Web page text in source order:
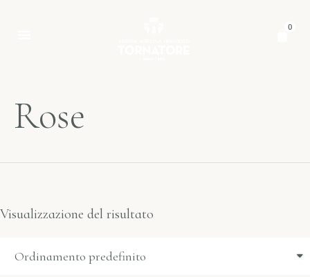
0
Rose
Visualizzazione del risultato